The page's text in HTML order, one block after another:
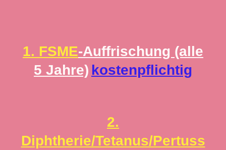
1. FSME-Auffrischung (alle
5 Jahre) kostenpflichtig
2.
Diphtherie/Tetanus/Pertuss